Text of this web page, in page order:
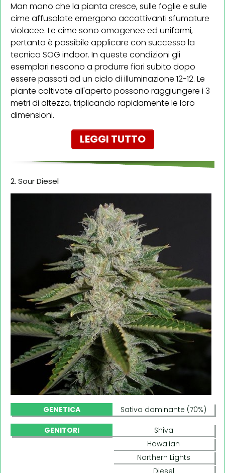
Man mano che la pianta cresce, sulle foglie e sulle
cime affusolate emergono accattivanti sfumature
violacee. Le cime sono omogenee ed uniformi,
pertanto è possibile applicare con successo la
tecnica SOG indoor. In queste condizioni gli
esemplari riescono a produrre fiori subito dopo
essere passati ad un ciclo di illuminazione 12-12. Le
piante coltivate all'aperto possono raggiungere i 3
metri di altezza, triplicando rapidamente le loro
dimensioni.
LEGGI TUTTO
2. Sour Diesel
GENETICA Sativa dominante (70%)
GENITORI
Shiva
Hawaiian
Northern Lights
Diesel